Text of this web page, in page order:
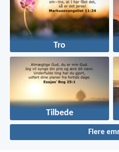
Tro
Tilbede
Flere